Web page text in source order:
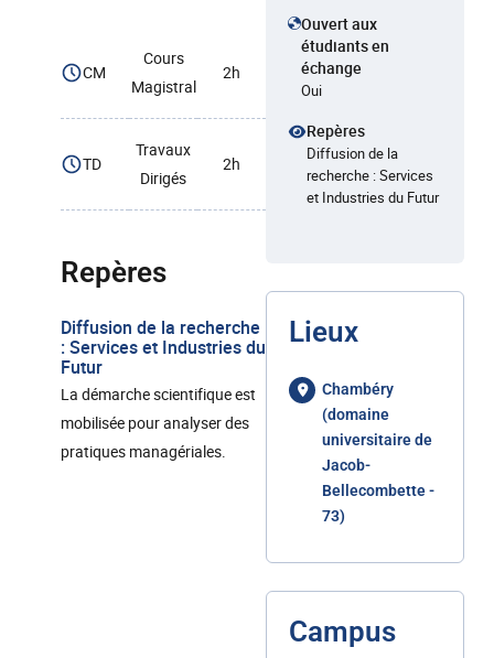
CM
Cours
Magistral
2h
TD
Travaux
Dirigés
2h
Repères
Diffusion de la recherche
: Services et Industries du
Futur
La démarche scientifique est
mobilisée pour analyser des
pratiques managériales.
Ouvert aux
étudiants en
échange
Oui
Repères
Diffusion de la
recherche : Services
et Industries du Futur
Lieux
Chambéry
(domaine
universitaire de
Jacob-
Bellecombette -
73)
Campus